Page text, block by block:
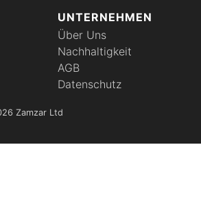
UNTERNEHMEN
Über Uns
Nachhaltigkeit
AGB
Datenschutz
Zamzar Ltd